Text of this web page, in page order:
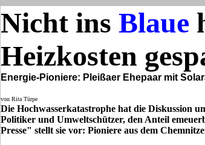
Nicht ins Blaue
Heizkosten
Energie-Pioniere: Pleißaer Ehepaar mit
von Rita Türpe
Die Hochwasserkatastrophe hat die Diskussion
Politiker und Umweltschützer, den Anteil
Presse" stellt sie vor: Pioniere aus dem